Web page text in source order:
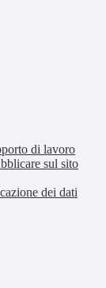
di lavoro
sul sito
dei dati